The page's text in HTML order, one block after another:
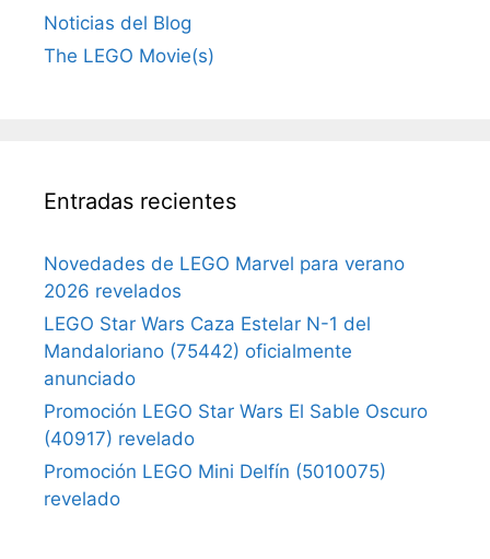
Noticias del Blog
The LEGO Movie(s)
Entradas recientes
Novedades de LEGO Marvel para verano
2026 revelados
LEGO Star Wars Caza Estelar N-1 del
Mandaloriano (75442) oficialmente
anunciado
Promoción LEGO Star Wars El Sable Oscuro
(40917) revelado
Promoción LEGO Mini Delfín (5010075)
revelado